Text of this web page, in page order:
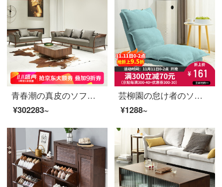
青春潮の真皮のソファー黒胡桃の木の実木のソファーの大きい家型の別荘の客間の軽い贅沢なソファーの4人+2人
¥302283~
芸柳園の怠け者のソファーのシングルは折り畳むことができます寝室の小さいソファーの背もたれの椅子のベランダの横たわる椅子の小さい家型のソファーの怠け者の椅子のハッカの緑
¥1288~